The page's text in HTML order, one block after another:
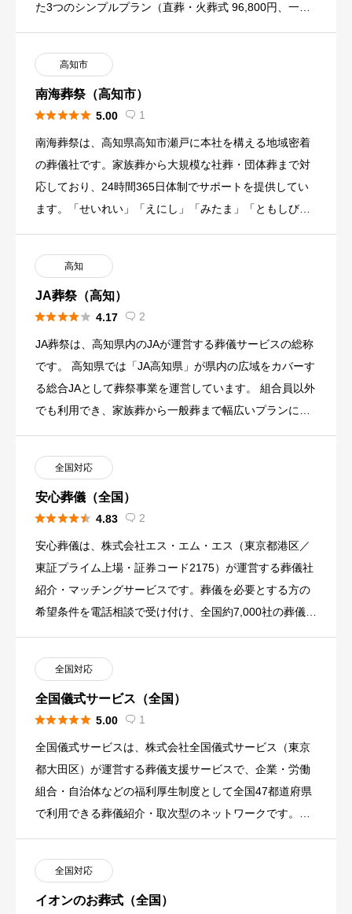
た3つのシンプルプラン（直葬・火葬式 96,800円、一日
高知市
南海葬祭（高知市）
 5.00  1
南海葬祭は、高知県高知市瀬戸に本社を構える地域密着
の葬儀社です。家族葬から大規模な社葬・団体葬まで対
応しており、24時間365日体制でサポートを提供してい
ます。「せいれい」「えにし」「みたま」「ともしび」
高知
JA葬祭（高知）
 4.17  2
JA葬祭は、高知県内のJAが運営する葬儀サービスの総称
です。 高知県では「JA高知県」が県内の広域をカバーす
る総合JAとして葬祭事業を運営しています。 組合員以外
でも利用でき、家族葬から一般葬まで幅広いプランに対
全国対応
安心葬儀（全国）
 4.83  2
安心葬儀は、株式会社エス・エム・エス（東京都港区／
東証プライム上場・証券コード2175）が運営する葬儀社
紹介・マッチングサービスです。葬儀を必要とする方の
希望条件を電話相談で受け付け、全国約7,000社の葬儀社
全国対応
全国儀式サービス（全国）
 5.00  1
全国儀式サービスは、株式会社全国儀式サービス（東京
都大田区）が運営する葬儀支援サービスで、企業・労働
組合・自治体などの福利厚生制度として全国47都道府県
で利用できる葬儀紹介・取次型のネットワークです。提
全国対応
イオンのお葬式（全国）